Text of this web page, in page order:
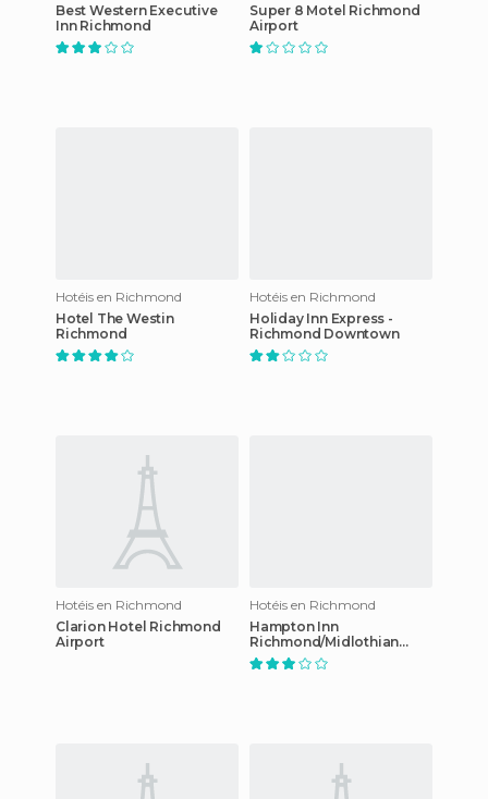
Best Western Executive
Inn Richmond
Super 8 Motel Richmond
Airport
Hotéis en Richmond
Hotel The Westin
Richmond
Hotéis en Richmond
Holiday Inn Express -
Richmond Downtown
Hotéis en Richmond
Clarion Hotel Richmond
Airport
Hotéis en Richmond
Hampton Inn
Richmond/Midlothian
Turnpike